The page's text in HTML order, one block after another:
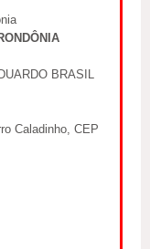
BRASIL
Caladinho, CEP